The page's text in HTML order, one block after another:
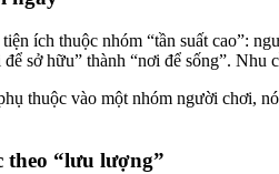
ích thuộc nhóm “tần suất cao”:
sở hữu” thành “nơi để sống”.
thuộc vào một nhóm người chơi,
“lưu lượng”